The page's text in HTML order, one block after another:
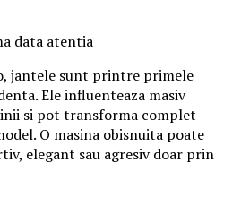
data atentia
jantele sunt printre primele
Ele influenteaza masiv
si pot transforma complet
O masina obisnuita poate
elegant sau agresiv doar prin